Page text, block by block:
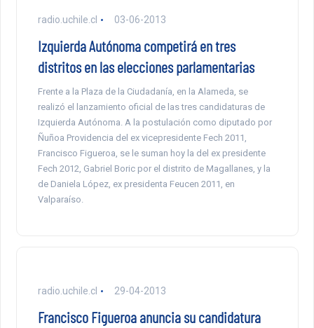
radio.uchile.cl 03-06-2013
Izquierda Autónoma competirá en tres
distritos en las elecciones parlamentarias
Frente a la Plaza de la Ciudadanía, en la Alameda, se
realizó el lanzamiento oficial de las tres candidaturas de
Izquierda Autónoma. A la postulación como diputado por
Ñuñoa Providencia del ex vicepresidente Fech 2011,
Francisco Figueroa, se le suman hoy la del ex presidente
Fech 2012, Gabriel Boric por el distrito de Magallanes, y la
de Daniela López, ex presidenta Feucen 2011, en
Valparaíso.
radio.uchile.cl 29-04-2013
Francisco Figueroa anuncia su candidatura